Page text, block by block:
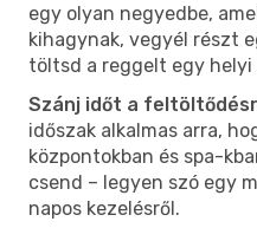
egy olyan negyedbe,
kihagynak, vegyél részt
töltsd a reggelt egy helyi
Szánj időt a
időszak alkalmas arra,
központokban és spa-
csend – legyen szó egy
napos kezelésről.